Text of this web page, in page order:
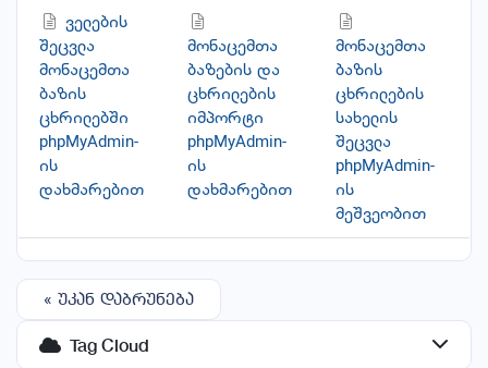
ველების
შეცვლა
მონაცემთა
ბაზის
ცხრილებში
phpMyAdmin-
ის
დახმარებით
მონაცემთა
ბაზების და
ცხრილების
იმპორტი
phpMyAdmin-
ის
დახმარებით
მონაცემთა
ბაზის
ცხრილების
სახელის
შეცვლა
phpMyAdmin-
ის
მეშვეობით
« უკან დაბრუნება
Tag Cloud